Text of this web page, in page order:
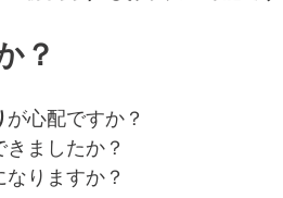
？
が心配ですか？
ましたか？
りますか？